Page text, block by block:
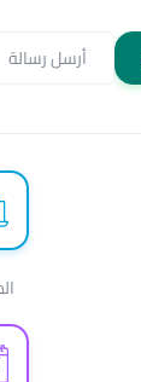
أرسل رسالة